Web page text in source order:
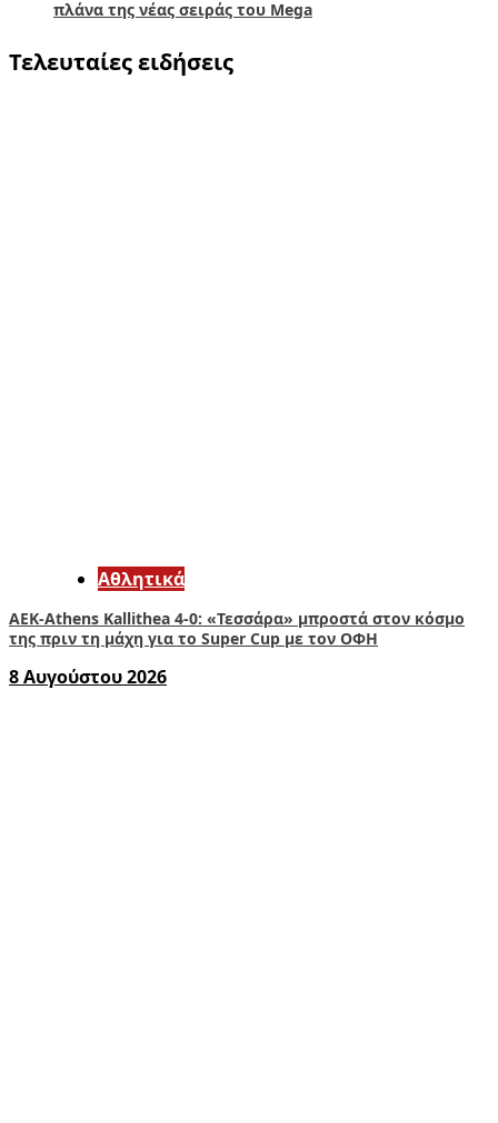
πλάνα της νέας σειράς του Mega
Τελευταίες ειδήσεις
Αθλητικά
ΑΕΚ-Athens Kallithea 4-0: «Τεσσάρα» μπροστά στον κόσμο
της πριν τη μάχη για το Super Cup με τον ΟΦΗ
8 Αυγούστου 2026